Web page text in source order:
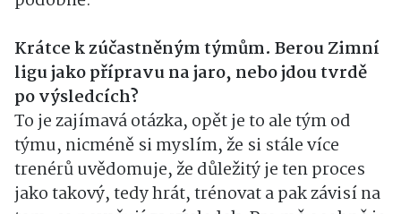
Krátce k zúčastněným týmům. Berou Zimní
ligu jako přípravu na jaro, nebo jdou tvrdě
po výsledcích?
To je zajímavá otázka, opět je to ale tým od
týmu, nicméně si myslím, že si stále více
trenérů uvědomuje, že důležitý je ten proces
jako takový, tedy hrát, trénovat a pak závisí na